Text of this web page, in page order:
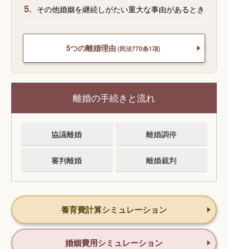
5. その他婚姻を継続しがたい重大な事由があるとき
5つの離婚理由 (民法770条1項)
離婚の手続きと流れ
協議離婚 離婚調停
審判離婚 離婚裁判
養育費計算シミュレーション
婚姻費用シミュレーション